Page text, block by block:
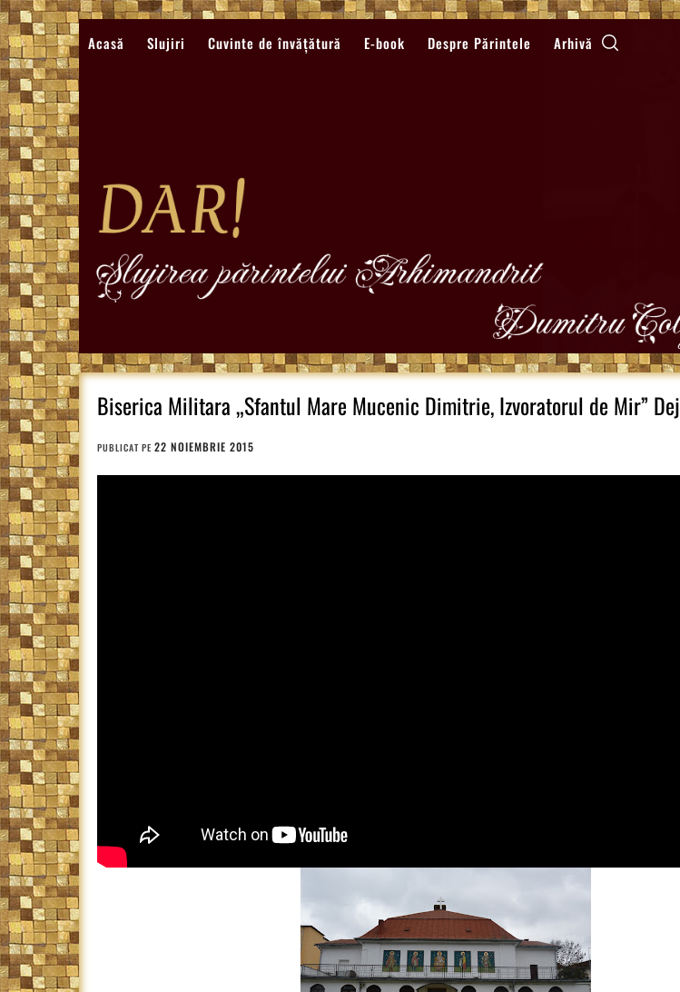
Sari
la
conținut
Acasă Slujiri Cuvinte de învățătură E-book Despre Părintele Arhivă
Biserica Militara „Sfantul Mare Mucenic Dimitrie, Izvoratorul de Mir” Dej
PUBLICAT PE 22 NOIEMBRIE 2015